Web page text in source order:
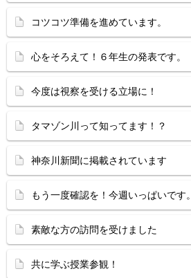
コツコツ準備を進めています。
心をそろえて！６年生の発表です。
今度は視察を受ける立場に！
タマゾン川って知ってます！？
神奈川新聞に掲載されています
もう一度確認を！今週いっぱいです。
素敵な方の訪問を受けました
共に学ぶ授業参観！